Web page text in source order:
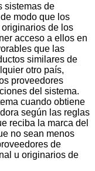
sistemas de
modo que los
de los
acceso a ellos en
que las
similares de
otro país,
proveedores
del sistema.
cuando obtiene
según las reglas
reciba la marca del
no sean menos
de
u originarios de